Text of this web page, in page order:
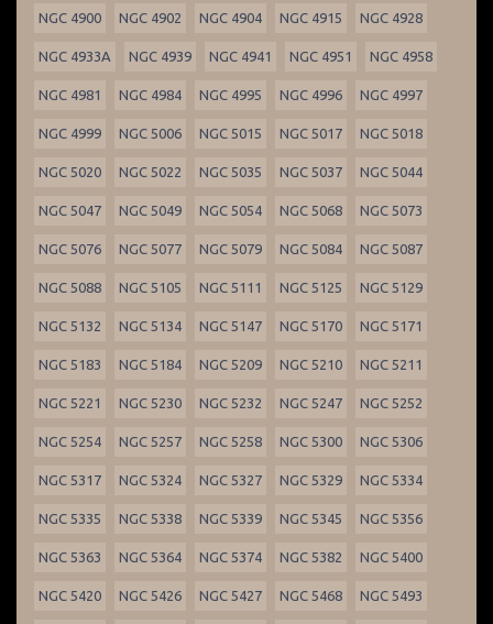
NGC 4900 NGC 4902 NGC 4904 NGC 4915 NGC 4928
NGC 4933A NGC 4939 NGC 4941 NGC 4951 NGC 4958
NGC 4981 NGC 4984 NGC 4995 NGC 4996 NGC 4997
NGC 4999 NGC 5006 NGC 5015 NGC 5017 NGC 5018
NGC 5020 NGC 5022 NGC 5035 NGC 5037 NGC 5044
NGC 5047 NGC 5049 NGC 5054 NGC 5068 NGC 5073
NGC 5076 NGC 5077 NGC 5079 NGC 5084 NGC 5087
NGC 5088 NGC 5105 NGC 5111 NGC 5125 NGC 5129
NGC 5132 NGC 5134 NGC 5147 NGC 5170 NGC 5171
NGC 5183 NGC 5184 NGC 5209 NGC 5210 NGC 5211
NGC 5221 NGC 5230 NGC 5232 NGC 5247 NGC 5252
NGC 5254 NGC 5257 NGC 5258 NGC 5300 NGC 5306
NGC 5317 NGC 5324 NGC 5327 NGC 5329 NGC 5334
NGC 5335 NGC 5338 NGC 5339 NGC 5345 NGC 5356
NGC 5363 NGC 5364 NGC 5374 NGC 5382 NGC 5400
NGC 5420 NGC 5426 NGC 5427 NGC 5468 NGC 5493